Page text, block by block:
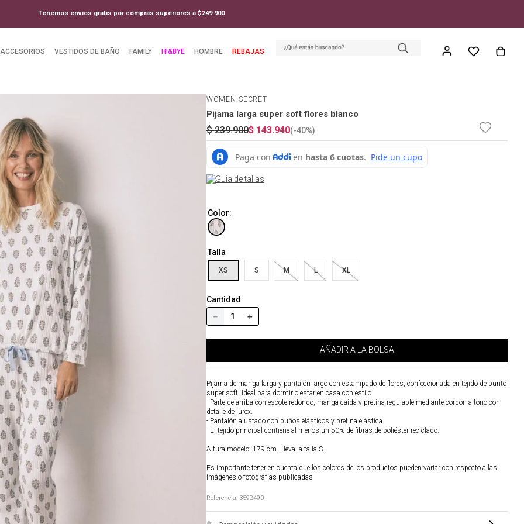
Tenemos envíos gratis por compras superiores a $249.900
ACCESORIOS VESTIDOS DE BAÑO FAMILY HI&BYE HOMBRE REBAJAS
WOMEN'SECRET
Pijama larga super soft flores blanco
$ 239.900$ 143.940(-40%)
Guia de tallas
Color:
Talla
XS S M L XL
Cantidad
＋
－
AÑADIR A LA BOLSA
Pijama de manga larga y pantalón largo con estampado de flores, confeccionada en tejido de punto
super soft. Ideal para dormir o estar en casa con estilo.
- Parte de arriba con escote redondo, manga caída y pretina regulable mediante cordón a tono con
detalle de lurex.
- Pantalón ajustado con puños elásticos y pretina elástica.
- El tejido principal contiene al menos un 50% de fibras de poliéster reciclado.
Altura modelo: 179 cm. Lleva la talla S.
Es importante tener en cuenta que los colores de los productos pueden variar con respecto a las
imágenes o fotografías publicadas
Referencia: 3592490